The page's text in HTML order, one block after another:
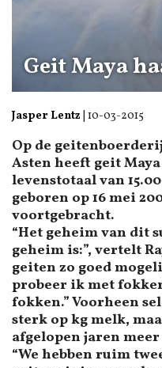
Geit Maya
Jasper Lentz 10-03-2015
Op de
Asten heeft geit
levenstotaal van
geboren op 16 mei
voortgebracht.
“Het geheim van dit
geheim is:”, vertelt
geiten zo goed
probeer ik met
fokken.” Voorheen
sterk op kg melk,
afgelopen jaren
“We hebben ruim